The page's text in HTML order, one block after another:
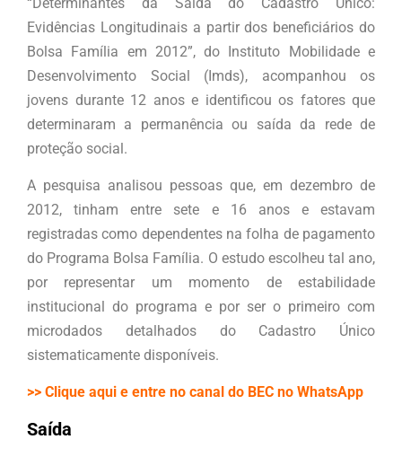
Evidências Longitudinais a partir dos beneficiários do
Bolsa Família em 2012”, do Instituto Mobilidade e
Desenvolvimento Social (Imds), acompanhou os
jovens durante 12 anos e identificou os fatores que
determinaram a permanência ou saída da rede de
proteção social.
A pesquisa analisou pessoas que, em dezembro de
2012, tinham entre sete e 16 anos e estavam
registradas como dependentes na folha de pagamento
do Programa Bolsa Família. O estudo escolheu tal ano,
por representar um momento de estabilidade
institucional do programa e por ser o primeiro com
microdados detalhados do Cadastro Único
sistematicamente disponíveis.
>> Clique aqui e entre no canal do BEC no WhatsApp
Saída